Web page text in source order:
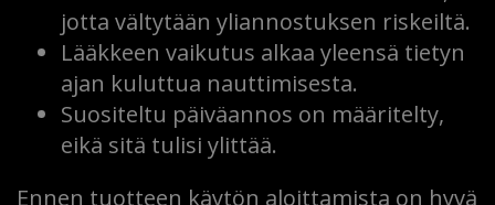
jotta vältytään yliannostuksen riskeiltä.
Lääkkeen vaikutus alkaa yleensä tietyn
ajan kuluttua nauttimisesta.
Suositeltu päiväannos on määritelty,
eikä sitä tulisi ylittää.
Ennen tuotteen käytön aloittamista on hyvä